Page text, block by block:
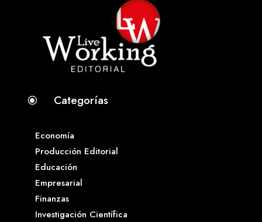
\ Categorías
Economía
Producción Editorial
Educación
Empresarial
Finanzas
Investigación Científica